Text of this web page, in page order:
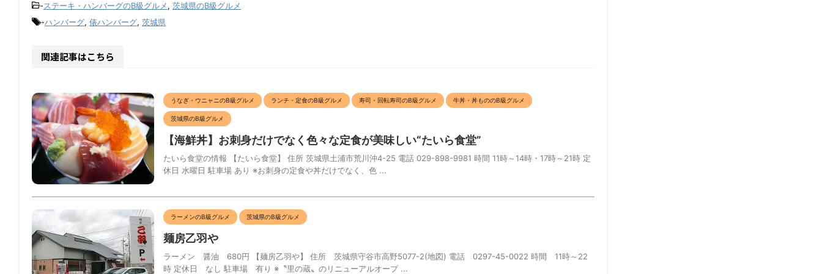
-ステーキ・ハンバーグのB級グルメ, 茨城県のB級グルメ
-ハンバーグ, 俵ハンバーグ, 茨城県
関連記事はこちら
うなぎ・ウニャニのB級グルメ ランチ・定食のB級グルメ 寿司・回転寿司のB級グルメ 牛丼・丼もののB級グルメ
茨城県のB級グルメ
【海鮮丼】お刺身だけでなく色々な定食が美味しい“たいら食堂”
たいら食堂の情報 【たいら食堂】 住所 茨城県土浦市荒川沖4-25 電話 029-898-9981 時間 11時～14時・17時～21時 定
休日 水曜日 駐車場 あり ※お刺身の定食や丼だけでなく、色 ...
ラーメンのB級グルメ 茨城県のB級グルメ
麺房乙羽や
ラーメン 醤油 680円 【麺房乙羽や】 住所 茨城県守谷市高野5077-2(地図) 電話 0297-45-0022 時間 11時～22
時 定休日 なし 駐車場 有り ※〝里の蔵〟のリニューアルオープ ...